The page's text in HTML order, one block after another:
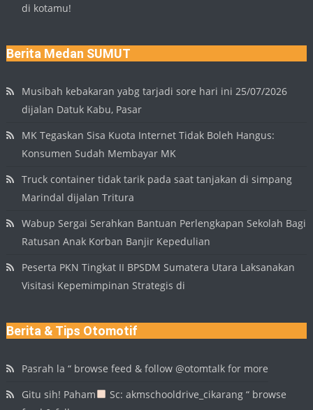
di kotamu!
Berita Medan SUMUT
Musibah kebakaran yabg tarjadi sore hari ini 25/07/2026
dijalan Datuk Kabu, Pasar
MK Tegaskan Sisa Kuota Internet Tidak Boleh Hangus:
Konsumen Sudah Membayar MK
Truck container tidak tarik pada saat tanjakan di simpang
Marindal dijalan Tritura
Wabup Sergai Serahkan Bantuan Perlengkapan Sekolah Bagi
Ratusan Anak Korban Banjir Kepedulian
Peserta PKN Tingkat II BPSDM Sumatera Utara Laksanakan
Visitasi Kepemimpinan Strategis di
Berita & Tips Otomotif
Pasrah la “ browse feed & follow @otomtalk for more
Gitu sih! Paham
Sc: akmschooldrive_cikarang “ browse